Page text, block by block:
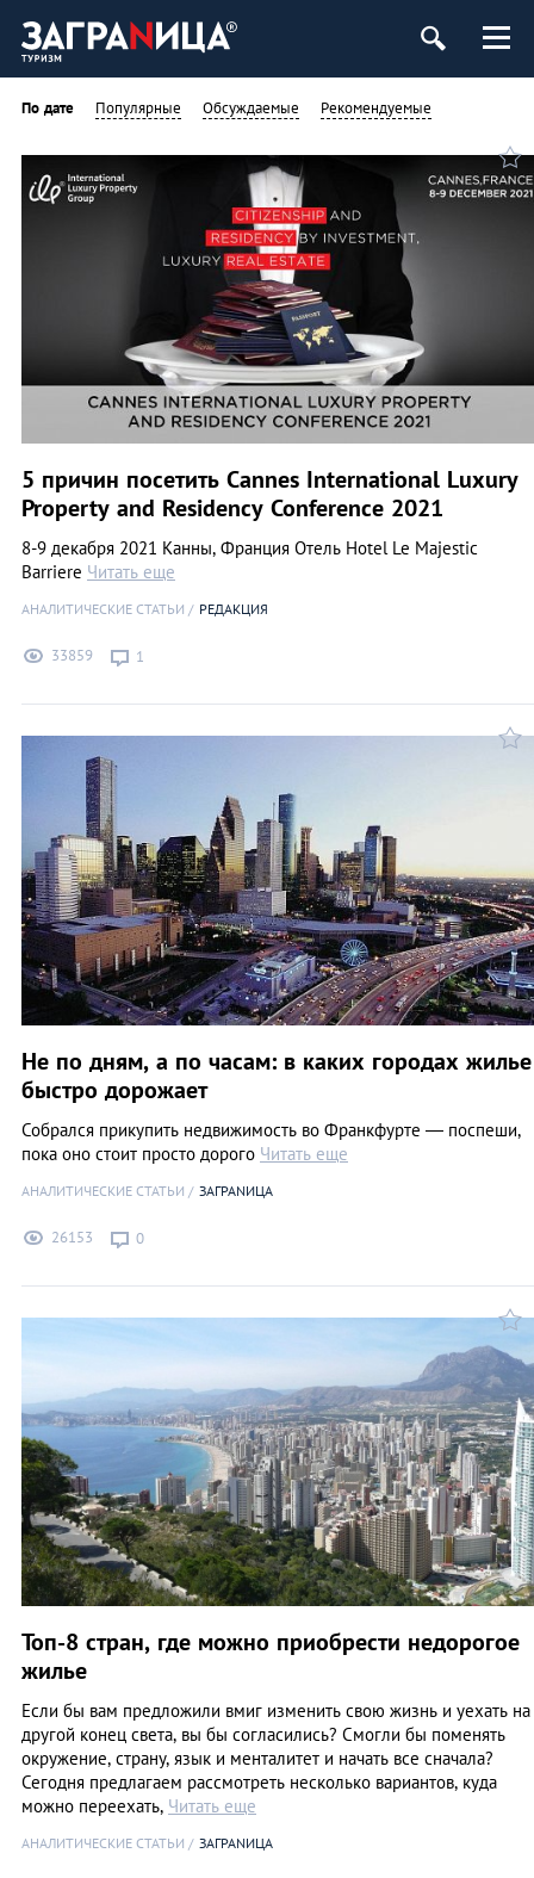
По дате Популярные Обсуждаемые Рекомендуемые
5 причин посетить Cannes International Luxury
Property and Residency Conference 2021
8-9 декабря 2021 Канны, Франция Отель Hotel Le Majestic
Barriere Читать еще
АНАЛИТИЧЕСКИЕ СТАТЬИ РЕДАКЦИЯ
33859 1
Не по дням, а по часам: в каких городах жилье
быстро дорожает
Собрался прикупить недвижимость во Франкфурте — поспеши,
пока оно стоит просто дорого Читать еще
АНАЛИТИЧЕСКИЕ СТАТЬИ ЗАГРАNИЦА
26153 0
Топ-8 стран, где можно приобрести недорогое
жилье
Если бы вам предложили вмиг изменить свою жизнь и уехать на
другой конец света, вы бы согласились? Смогли бы поменять
окружение, страну, язык и менталитет и начать все сначала?
Сегодня предлагаем рассмотреть несколько вариантов, куда
можно переехать, Читать еще
АНАЛИТИЧЕСКИЕ СТАТЬИ ЗАГРАNИЦА